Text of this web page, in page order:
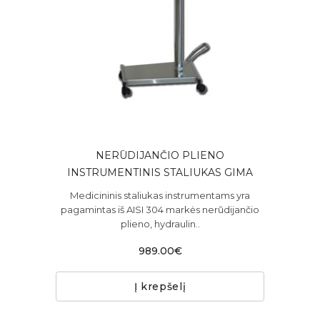
NERŪDIJANČIO PLIENO
INSTRUMENTINIS STALIUKAS GIMA
Medicininis staliukas instrumentams yra
pagamintas iš AISI 304 markės nerūdijančio
plieno, hydraulin..
989.00€
Į krepšelį